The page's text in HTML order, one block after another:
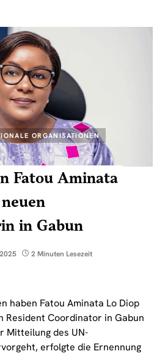
ORGANISATIONEN
Fatou Aminata
in Gabun
2 Minuten Lesezeit
haben Fatou Aminata Lo Diop
Resident Coordinator in Gabun
Mitteilung des UN-
erfolgte die Ernennung